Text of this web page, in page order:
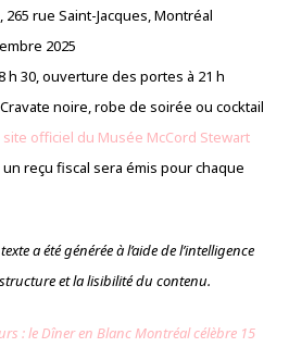
265 rue Saint-Jacques, Montréal
2025
h 30, ouverture des portes à 21 h
noire, robe de soirée ou cocktail
site officiel du Musée McCord Stewart
un reçu fiscal sera émis pour chaque
a été générée à l’aide de l’intelligence
et la lisibilité du contenu.
: le Dîner en Blanc Montréal célèbre 15